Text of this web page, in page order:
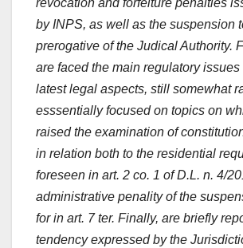
revocation and forfeiture penalties
by INPS, as well as the suspension
prerogative of the Judical Authority.
are faced the main regulatory
latest legal aspects, still somewhat
esssentially focused on topics on
raised the examination of
in relation both to the residential
foreseen in art. 2 co. 1 of D.L. n. 4/
administrative penality of the
for in art. 7 ter. Finally, are briefly
tendency expressed by the